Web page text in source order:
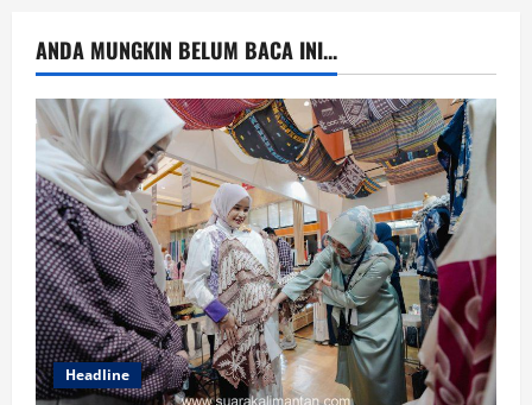
ANDA MUNGKIN BELUM BACA INI...
Headline